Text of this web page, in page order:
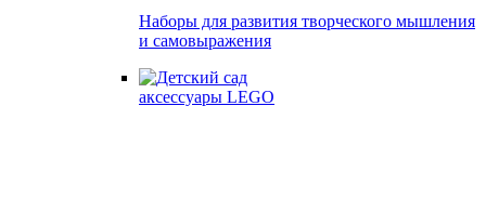
Наборы для развития творческого мышления
и самовыражения